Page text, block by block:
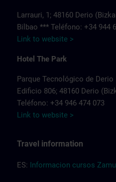
Larrauri, 1; 48160 Derio
Bilbao *** Teléfono: +34 944
Link to website >
Hotel The Park
Parque Tecnológico de Derio
Edificio 806; 48160 Derio
Teléfono: +34 946 474 073
Link to website >
Travel information
ES: Informacion cursos